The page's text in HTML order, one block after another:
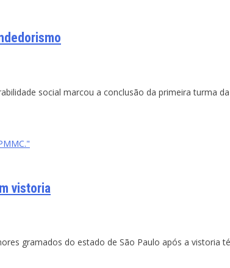
social marcou a conclusão da primeira turma
vistoria
gramados do estado de São Paulo após a vistoria